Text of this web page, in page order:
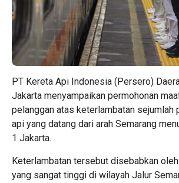
PT Kereta Api Indonesia (Persero)
Jakarta menyampaikan permohonan
pelanggan atas keterlambatan sejumlah
api yang datang dari arah Semarang
1 Jakarta.
Keterlambatan tersebut disebabkan
yang sangat tinggi di wilayah Jalur